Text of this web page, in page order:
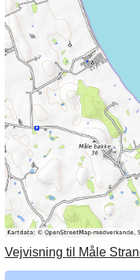
Vejvisning til Måle